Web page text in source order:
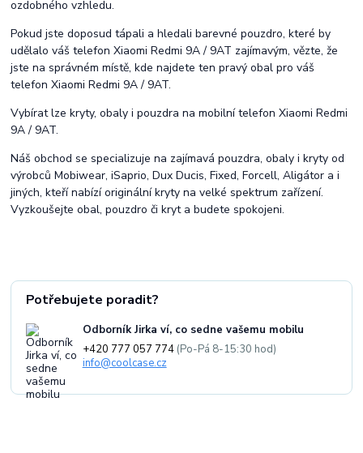
Potřebujete poradit?
Odborník Jirka ví, co sedne vašemu mobilu
+420 777 057 774 (Po-Pá 8-15:30 hod)
info@coolcase.cz
ozdobného vzhledu.
Pokud jste doposud tápali a hledali barevné pouzdro, které by
udělalo váš telefon Xiaomi Redmi 9A / 9AT zajímavým, vězte, že
jste na správném místě, kde najdete ten pravý obal pro váš
telefon Xiaomi Redmi 9A / 9AT.
Vybírat lze kryty, obaly i pouzdra na mobilní telefon Xiaomi Redmi
9A / 9AT.
Náš obchod se specializuje na zajímavá pouzdra, obaly i kryty od
výrobců Mobiwear, iSaprio, Dux Ducis, Fixed, Forcell, Aligátor a i
jiných, kteří nabízí originální kryty na velké spektrum zařízení.
Vyzkoušejte obal, pouzdro či kryt a budete spokojeni.